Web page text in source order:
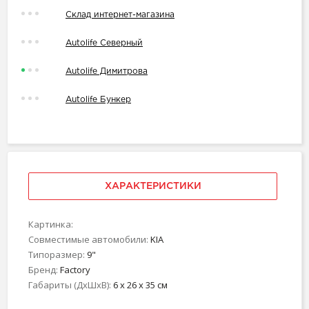
Склад интернет-магазина
Autolife Северный
Autolife Димитрова
Autolife Бункер
ХАРАКТЕРИСТИКИ
Картинка:
Совместимые автомобили: KIA
Типоразмер: 9"
Бренд: Factory
Габариты (ДхШхВ): 6 x 26 x 35 см